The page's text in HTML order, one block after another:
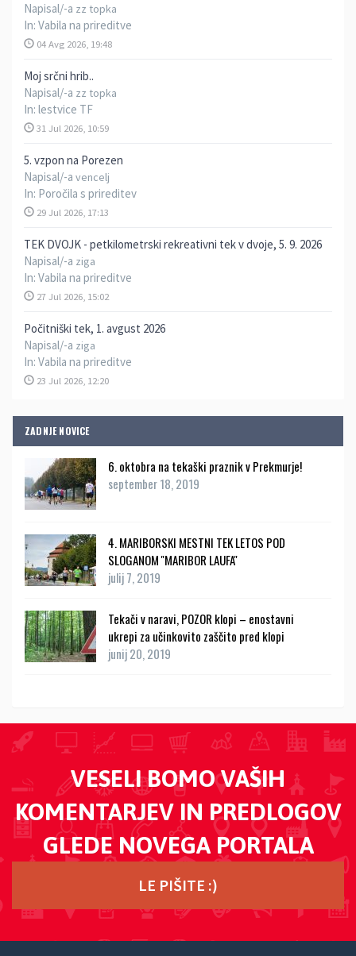
Napisal/-a zz topka
In: Vabila na prireditve
04 Avg 2026, 19:48
Moj srčni hrib..
Napisal/-a zz topka
In: lestvice TF
31 Jul 2026, 10:59
5. vzpon na Porezen
Napisal/-a vencelj
In: Poročila s prireditev
29 Jul 2026, 17:13
TEK DVOJK - petkilometrski rekreativni tek v dvoje, 5. 9. 2026
Napisal/-a ziga
In: Vabila na prireditve
27 Jul 2026, 15:02
Počitniški tek, 1. avgust 2026
Napisal/-a ziga
In: Vabila na prireditve
23 Jul 2026, 12:20
ZADNJE NOVICE
6. oktobra na tekaški praznik v Prekmurje!
september 18, 2019
4. MARIBORSKI MESTNI TEK LETOS POD
SLOGANOM ''MARIBOR LAUFA''
julij 7, 2019
Tekači v naravi, POZOR klopi – enostavni
ukrepi za učinkovito zaščito pred klopi
junij 20, 2019
VESELI BOMO VAŠIH
KOMENTARJEV IN PREDLOGOV
GLEDE NOVEGA PORTALA
LE PIŠITE :)